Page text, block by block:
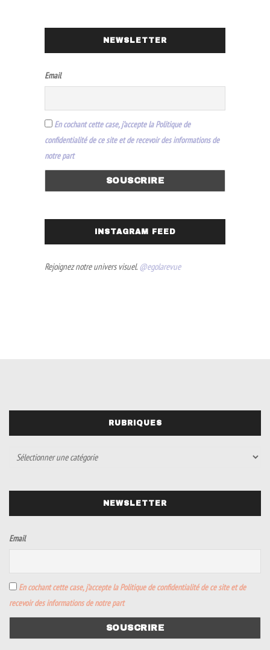
NEWSLETTER
Email
En cochant cette case, j’accepte la Politique de
confidentialité de ce site et de recevoir des informations de
notre part
INSTAGRAM FEED
Rejoignez notre univers visuel. @egolarevue
RUBRIQUES
NEWSLETTER
Email
En cochant cette case, j’accepte la Politique de confidentialité de ce site et de
recevoir des informations de notre part